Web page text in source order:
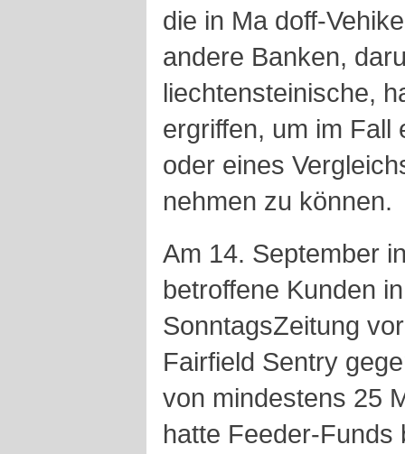
die in Ma doff-
andere Banken,
liechtensteinische,
ergriffen, um im Fall
oder eines
nehmen zu können.
Am 14. September
betroffene Kunden
SonntagsZeitung
Fairfield Sentry
von mindestens 25
hatte Feeder-Funds